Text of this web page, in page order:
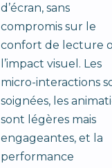
d’écran, sans
compromis sur le
confort de lecture
l’impact visuel. Les
micro-interactions
soignées, les
sont légères mais
engageantes, et la
performance